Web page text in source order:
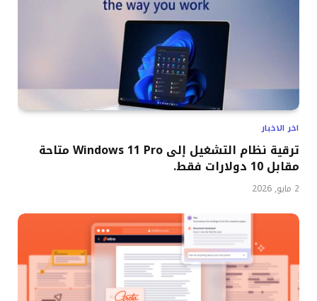
اخر الاخبار
ترقية نظام التشغيل إلى Windows 11 Pro متاحة
مقابل 10 دولارات فقط.
2 مايو, 2026